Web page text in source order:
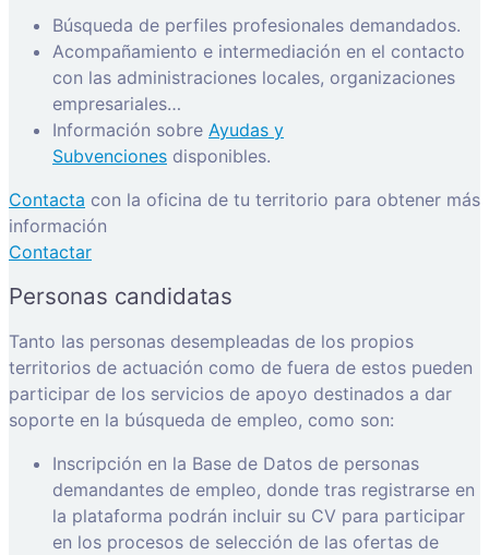
Búsqueda de perfiles profesionales demandados.
Acompañamiento e intermediación en el contacto
con las administraciones locales, organizaciones
empresariales…
Información sobre Ayudas y
Subvenciones disponibles.
Contacta con la oficina de tu territorio para obtener más
información
Contactar
Personas candidatas
Tanto las personas desempleadas de los propios
territorios de actuación como de fuera de estos pueden
participar de los servicios de apoyo destinados a dar
soporte en la búsqueda de empleo, como son:
Inscripción en la Base de Datos de personas
demandantes de empleo, donde tras registrarse en
la plataforma podrán incluir su CV para participar
en los procesos de selección de las ofertas de